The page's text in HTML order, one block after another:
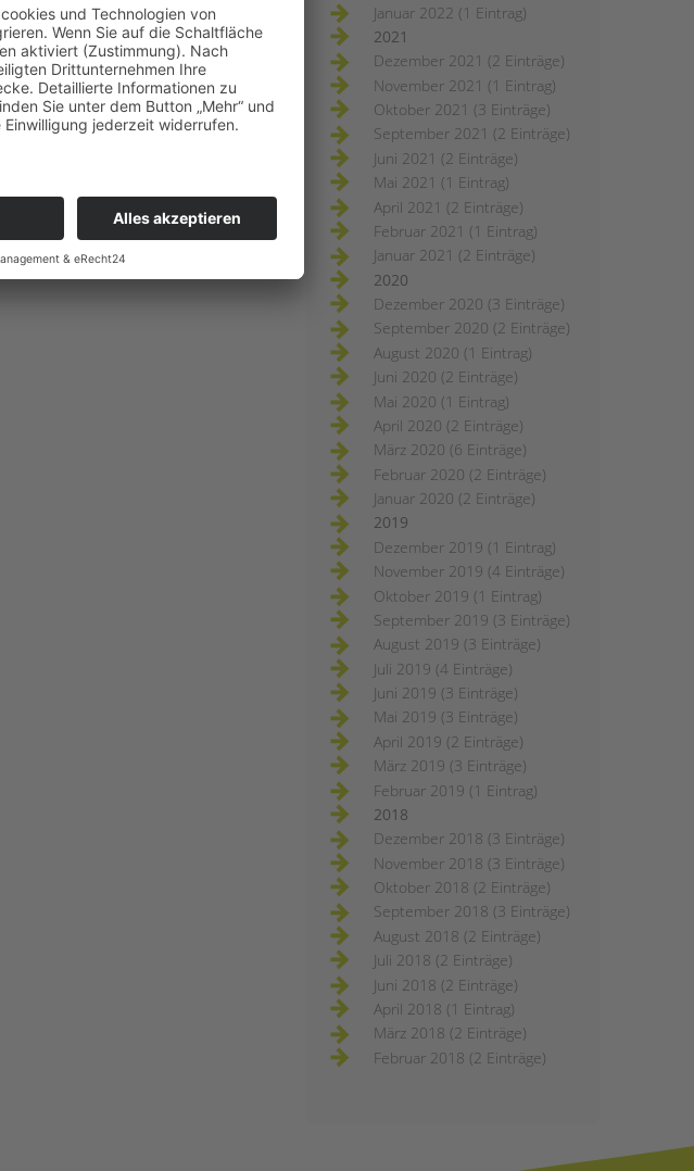
Januar 2022 (1 Eintrag)
2021
Dezember 2021 (2 Einträge)
November 2021 (1 Eintrag)
Oktober 2021 (3 Einträge)
September 2021 (2 Einträge)
Juni 2021 (2 Einträge)
Mai 2021 (1 Eintrag)
April 2021 (2 Einträge)
Februar 2021 (1 Eintrag)
Januar 2021 (2 Einträge)
2020
Dezember 2020 (3 Einträge)
September 2020 (2 Einträge)
August 2020 (1 Eintrag)
Juni 2020 (2 Einträge)
Mai 2020 (1 Eintrag)
April 2020 (2 Einträge)
März 2020 (6 Einträge)
Februar 2020 (2 Einträge)
Januar 2020 (2 Einträge)
2019
Dezember 2019 (1 Eintrag)
November 2019 (4 Einträge)
Oktober 2019 (1 Eintrag)
September 2019 (3 Einträge)
August 2019 (3 Einträge)
Juli 2019 (4 Einträge)
Juni 2019 (3 Einträge)
Mai 2019 (3 Einträge)
April 2019 (2 Einträge)
März 2019 (3 Einträge)
Februar 2019 (1 Eintrag)
2018
Dezember 2018 (3 Einträge)
November 2018 (3 Einträge)
Oktober 2018 (2 Einträge)
September 2018 (3 Einträge)
August 2018 (2 Einträge)
Juli 2018 (2 Einträge)
Juni 2018 (2 Einträge)
April 2018 (1 Eintrag)
März 2018 (2 Einträge)
Februar 2018 (2 Einträge)